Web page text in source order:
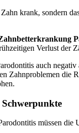
krank, sondern
Verlust der
auch negativ
Zahnproblemen die
müssen die